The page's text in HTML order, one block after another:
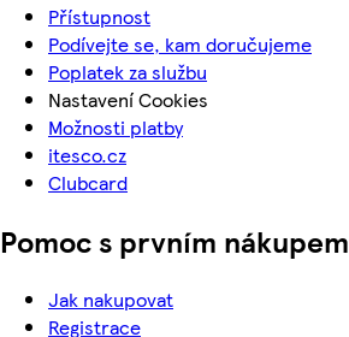
Přístupnost
Podívejte se, kam doručujeme
Poplatek za službu
Nastavení Cookies
Možnosti platby
itesco.cz
Clubcard
Pomoc s prvním nákupem
Jak nakupovat
Registrace